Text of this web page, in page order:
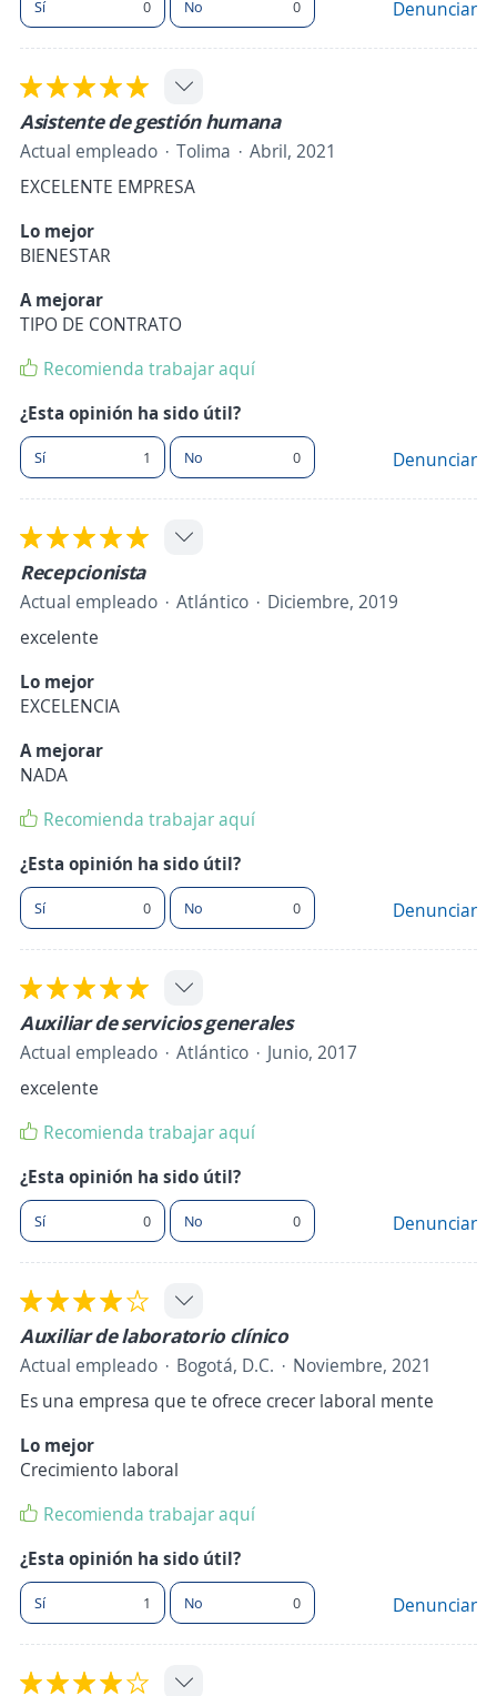
Sí 0 No 0 Denunciar
Asistente de gestión humana
Actual empleado Tolima
Abril, 2021
EXCELENTE EMPRESA
Lo mejor
BIENESTAR
A mejorar
TIPO DE CONTRATO
Recomienda trabajar aquí
¿Esta opinión ha sido útil?
Sí 1 No 0 Denunciar
Recepcionista
Actual empleado Atlántico
Diciembre, 2019
excelente
Lo mejor
EXCELENCIA
A mejorar
NADA
Recomienda trabajar aquí
¿Esta opinión ha sido útil?
Sí 0 No 0 Denunciar
Auxiliar de servicios generales
Actual empleado Atlántico
Junio, 2017
excelente
Recomienda trabajar aquí
¿Esta opinión ha sido útil?
Sí 0 No 0 Denunciar
Auxiliar de laboratorio clínico
Actual empleado Bogotá, D.C.
Noviembre, 2021
Es una empresa que te ofrece crecer laboral mente
Lo mejor
Crecimiento laboral
Recomienda trabajar aquí
¿Esta opinión ha sido útil?
Sí 1 No 0 Denunciar